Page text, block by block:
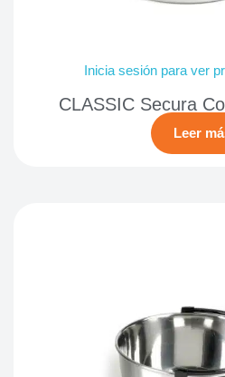
Inicia sesión para ver
CLASSIC Secura
Leer